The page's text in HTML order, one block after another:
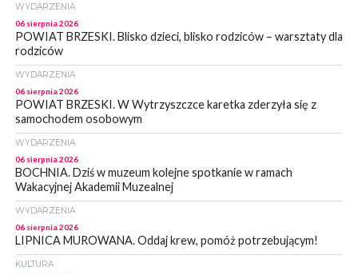
WYDARZENIA
06 sierpnia 2026
POWIAT BRZESKI. Blisko dzieci, blisko rodziców – warsztaty dla
rodziców
WYDARZENIA
06 sierpnia 2026
POWIAT BRZESKI. W Wytrzyszczce karetka zderzyła się z
samochodem osobowym
WYDARZENIA
06 sierpnia 2026
BOCHNIA. Dziś w muzeum kolejne spotkanie w ramach
Wakacyjnej Akademii Muzealnej
WYDARZENIA
06 sierpnia 2026
LIPNICA MUROWANA. Oddaj krew, pomóż potrzebującym!
KULTURA